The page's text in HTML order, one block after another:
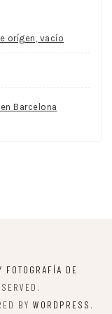
orígen, vacío
Barcelona
FOTOGRAFÍA DE
BY WORDPRESS .